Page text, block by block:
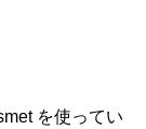
を使ってい